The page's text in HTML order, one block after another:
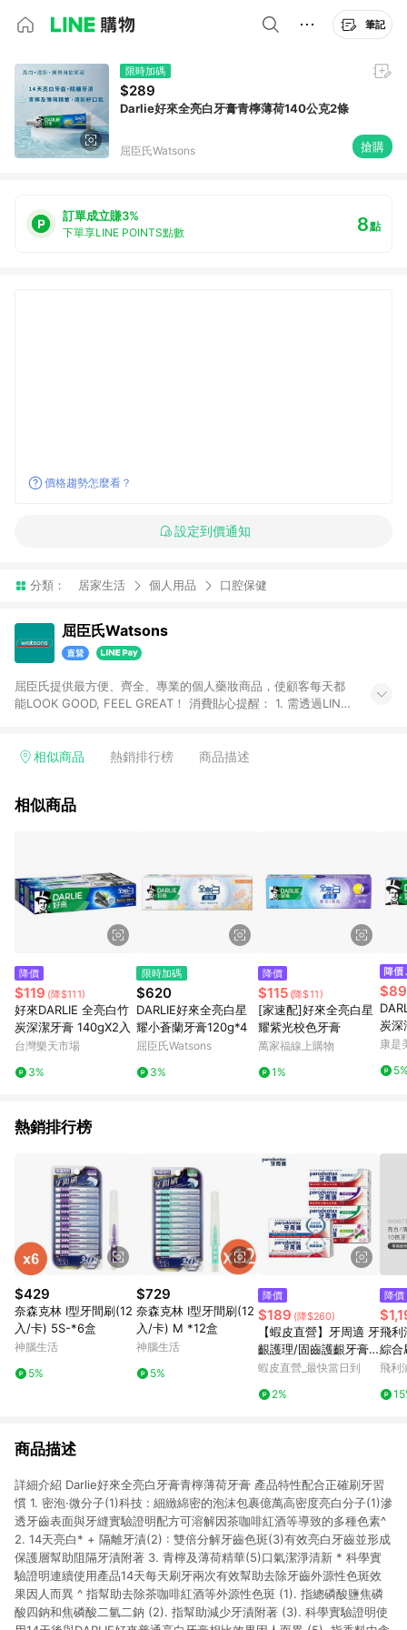
筆記
限時加碼
$289
Darlie好來全亮白牙膏青檸薄荷140公克2條
屈臣氏Watsons 搶購
訂單成立賺3%
下單享LINE POINTS點數 8點
價格趨勢怎麼看？
設定到價通知
分類： 居家生活 個人用品 口腔保健
屈臣氏Watsons
屈臣氏提供最方便、齊全、專業的個人藥妝商品，使顧客每天都
能LOOK GOOD, FEEL GREAT！ 消費貼心提醒： 1. 需透過LINE
下單，每筆交易前請確認有經過LINE購物跳轉頁才符合返點資
數將於廠商出貨後30天前後發送。5.屈臣氏保留365天訂單記
相似商品 熱銷排行榜 商品描述
相似商品
降價
$119 (降$111)
好來DARLIE 全亮白竹
炭深潔牙膏 140gX2入
台灣樂天市場
3%
限時加碼
$620
DARLIE好來全亮白星
耀小蒼蘭牙膏120g*4
屈臣氏Watsons
3%
降價
$115 (降$11)
[家速配]好來全亮白星
耀紫光校色牙膏
萬家福線上購物
1%
$89
炭
包
康是
熱銷排行榜
$429
奈森克林 I型牙間刷(12
入/卡) 5S-*6盒
神腦生活
5%
$729
奈森克林 I型牙間刷(12
入/卡) M *12盒
神腦生活
5%
降價
$189 (降$260)
【蝦皮直營】牙周適 牙
齦護理/固齒護齦牙膏 1
入/3入組 草本修護 深
蝦皮直營_最快當日到
2%
降價
飛利
綜合
護齦
飛利
商品描述
詳細介紹 Darlie好來全亮白牙膏青檸薄荷牙膏 產品特性配合正確刷牙習
慣 1. 密泡·微分子(1)科技 : 細緻綿密的泡沫包裹億萬高密度亮白分子(1)滲
透牙齒表面與牙縫實驗證明配方可溶解因茶咖啡紅酒等導致的多種色素^
2. 14天亮白* + 隔離牙漬(2) : 雙倍分解牙齒色斑(3)有效亮白牙齒並形成
保護層幫助阻隔牙漬附著 3. 青檸及薄荷精華(5)口氣潔淨清新 * 科學實
驗證明連續使用產品14天每天刷牙兩次有效幫助去除牙齒外源性色斑效
果因人而異 ^ 指幫助去除茶咖啡紅酒等外源性色斑 (1). 指總磷酸鹽焦磷
酸四鈉和焦磷酸二氫二鈉 (2). 指幫助減少牙漬附著 (3). 科學實驗證明使